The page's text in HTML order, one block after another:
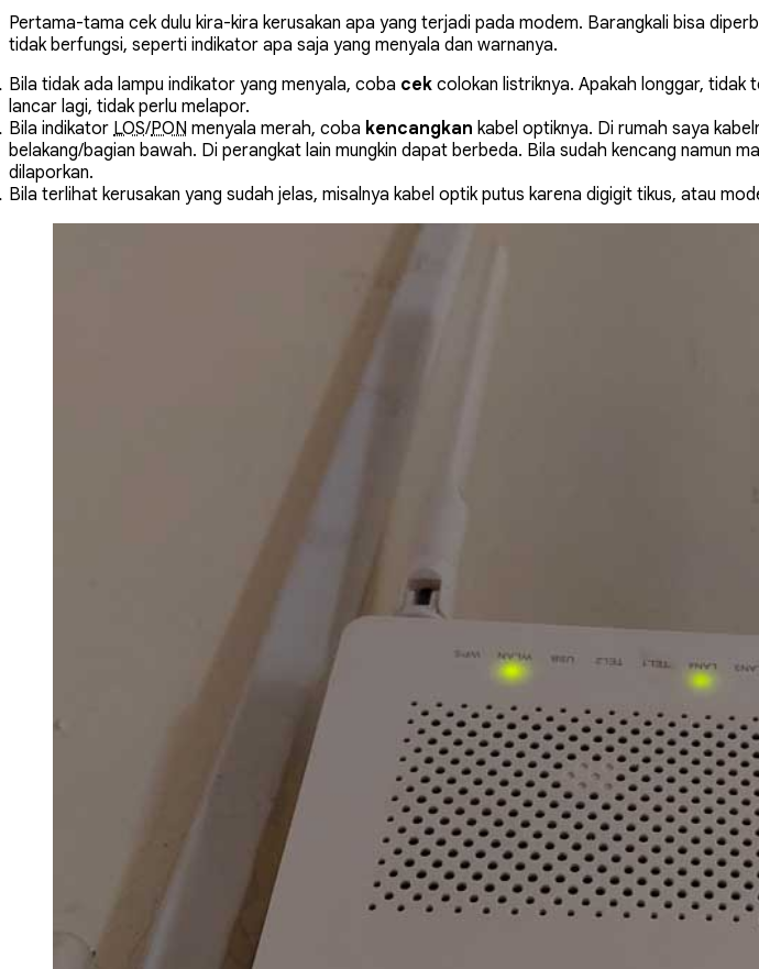
Pertama-tama cek dulu kira-kira kerusakan apa yang terjadi pada modem. Barangkali bisa
tidak berfungsi, seperti indikator apa saja yang menyala dan warnanya.
Bila tidak ada lampu indikator yang menyala, coba cek colokan listriknya. Apakah longgar, tidak
lancar lagi, tidak perlu melapor.
Bila indikator LOS/PON menyala merah, coba kencangkan kabel optiknya. Di rumah saya
belakang/bagian bawah. Di perangkat lain mungkin dapat berbeda. Bila sudah kencang
dilaporkan.
Bila terlihat kerusakan yang sudah jelas, misalnya kabel optik putus karena digigit tikus, atau